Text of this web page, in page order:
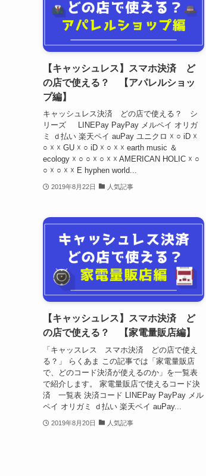
【キャッシュレス】スマホ決済 ど
の店で使える？ 【アパレルショッ
プ編】
キャッシュレス決済 どの店で使える？ シ
リーズ LINEPay PayPay メルペイ オリガ
ミ ｄ払い 楽天ペイ auPay ユニクロ ☓ ○ iD ☓
○ ☓ ☓ GU ☓ ○ iD ☓ ○ ☓ ☓ earth music ＆
ecology ☓ ○ ○ ☓ ○ ☓ ☓ AMERICAN HOLIC ☓ ○
○ ☓ ○ ☓ ☓ E hyphen world...
2019年8月22日 人気記事
【キャッシュレス】スマホ決済 ど
の店で使える？ 【家電量販店編】
「キャッスレス スマホ決済 どの店で使え
る？」 らくあま この記事では「家電量販店
で、どのコード決済が使えるのか」を一覧表
で紹介します。 家電量販店で使えるコード決
済 一覧表 決済コード LINEPay PayPay メル
ペイ オリガミ ｄ払い 楽天ペイ auPay...
2019年8月20日 人気記事